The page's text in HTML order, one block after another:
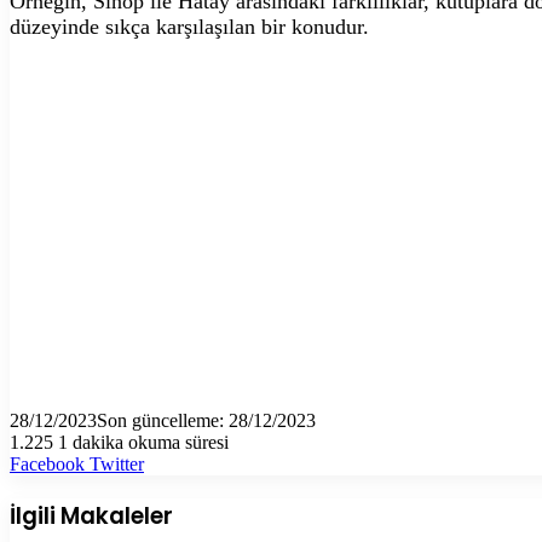
düzeyinde sıkça karşılaşılan bir konudur.
28/12/2023Son güncelleme: 28/12/2023
1.225 1 dakika okuma süresi
Facebook TwitterLinkedIn
Tumblr
Pinterest
Reddit
VKontakte
E-
ile
paylaş
Yazdır
İlgili Makaleler